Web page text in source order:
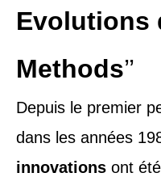
Evolutions
Methods’’
Depuis le premier
dans les années
innovations ont